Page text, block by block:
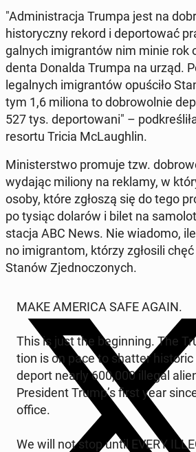
"Ad­mi­ni­stra­cja Trumpa jest na
hi­sto­rycz­ny rekord i de­por­to­wać
gal­nych imi­gran­tów nim minie rok
den­ta Donalda Trumpa na urząd.
le­gal­nych imi­gran­tów opu­ści­ło
tym 1,6 miliona to do­bro­wol­nie
527 tys. de­por­to­wa­ni" –
resortu Tricia McLau­gh­lin.
Mi­ni­ster­stwo promuje tzw.
wydając miliony na reklamy, w
osoby, które zgłoszą się do tego
po tysiąc dolarów i bilet na
stacja ABC News. Nie wiadomo,
no imi­gran­tom, którzy zgło­si­li
Stanów Zjed­no­czo­nych.
MAKE AMERICA SAFE AGAIN.
This is just the be­gin­ning. The
tion is on pace to shatter hi­sto­ric
deport nearly 600,000 illegal
Pre­si­dent Trump’s first year
office.
We will not stop until EVERY